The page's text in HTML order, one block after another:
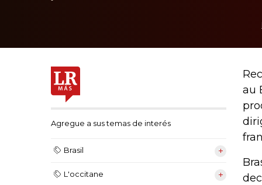
Agregue a sus temas de interés
Brasil
L'occitane
au